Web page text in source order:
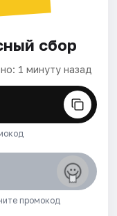
сбор
1 минуту назад
промокод